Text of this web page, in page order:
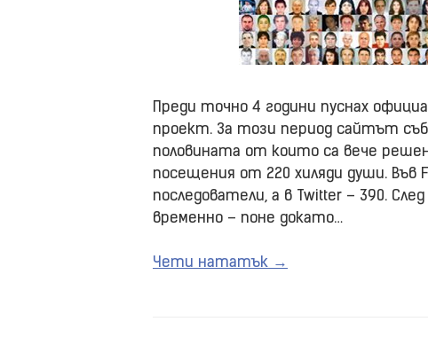
Преди точно 4 години пуснах
проект. За този период сайтът
половината от които са вече
посещения от 220 хиляди души. Във
последователи, а в Twitter – 390.
временно – поне докато…
Чети нататък →